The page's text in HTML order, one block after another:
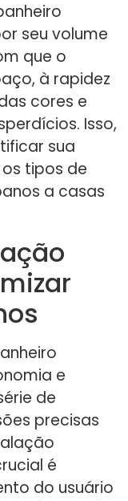
seu volume
que o
à rapidez
cores e
Isso,
sua
tipos de
a casas
e
de
precisas
é
do usuário